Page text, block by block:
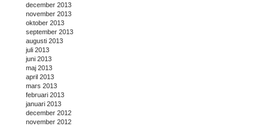
december 2013
november 2013
oktober 2013
september 2013
augusti 2013
juli 2013
juni 2013
maj 2013
april 2013
mars 2013
februari 2013
januari 2013
december 2012
november 2012